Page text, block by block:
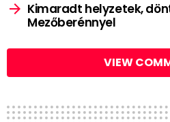
Kimaradt helyzetek,
Mezőberénnyel
VIEW